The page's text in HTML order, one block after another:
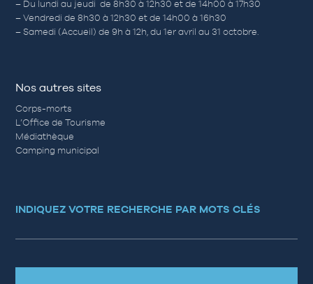
– Du lundi au jeudi de 8h30 à 12h30 et de 14h00 à 17h30
– Vendredi de 8h30 à 12h30 et de 14h00 à 16h30
– Samedi (Accueil) de 9h à 12h, du 1er avril au 31 octobre.
Nos autres sites
Corps-morts
L’Office de Tourisme
Médiathèque
Camping municipal
INDIQUEZ VOTRE RECHERCHE PAR MOTS CLÉS